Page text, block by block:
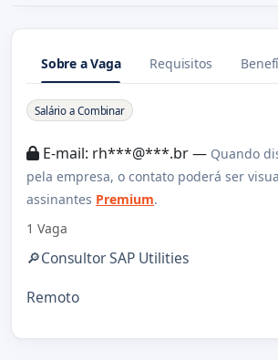
Sobre a Vaga Requisitos
Sobre a Vaga
Salário a Combinar
E-mail: rh***@***.br — Quando
pela empresa, o contato poderá ser
assinantes Premium.
1 Vaga
🔎Consultor SAP Utilities
Remoto